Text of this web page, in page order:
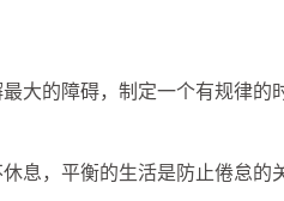
大的障碍，制定一个有规律
息，平衡的生活是防止倦怠